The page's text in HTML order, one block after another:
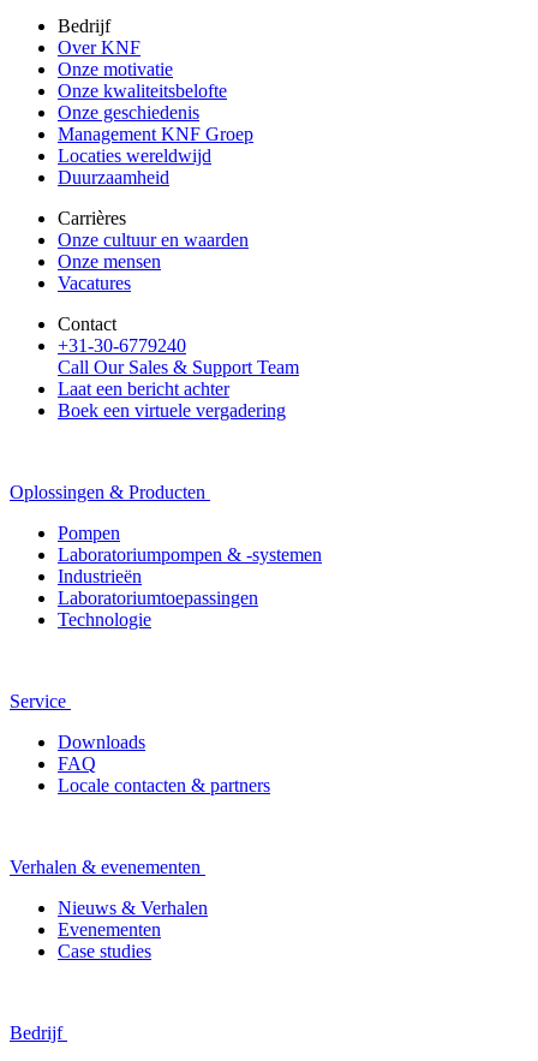
Bedrijf
Over KNF
Onze motivatie
Onze kwaliteitsbelofte
Onze geschiedenis
Management KNF Groep
Locaties wereldwijd
Duurzaamheid
Carrières
Onze cultuur en waarden
Onze mensen
Vacatures
Contact
+31-30-6779240
Call Our Sales & Support Team
Laat een bericht achter
Boek een virtuele vergadering
Oplossingen & Producten
Pompen
Laboratoriumpompen & -systemen
Industrieën
Laboratoriumtoepassingen
Technologie
Service
Downloads
FAQ
Locale contacten & partners
Verhalen & evenementen
Nieuws & Verhalen
Evenementen
Case studies
Bedrijf